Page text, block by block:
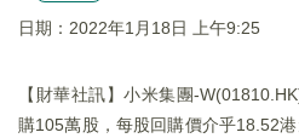
日期：2022年1月18日 上午9:25
【財華社訊】小米集團-
購105萬股，每股回購價介乎18.52